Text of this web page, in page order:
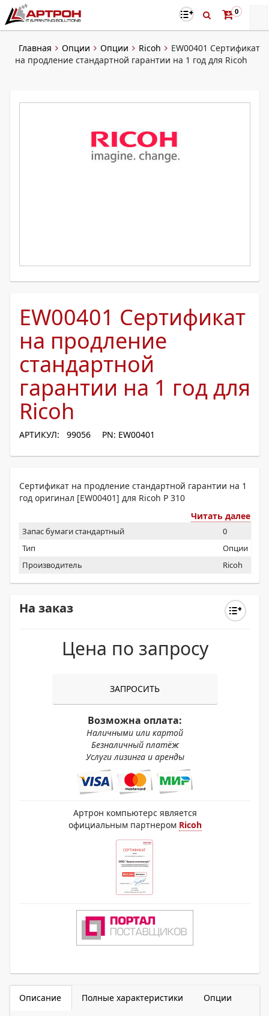
0
Главная Опции Опции Ricoh
EW00401 Сертификат
на продление стандартной гарантии на 1 год для Ricoh
EW00401 Сертификат
на продление
стандартной
гарантии на 1 год для
Ricoh
АРТИКУЛ: 99056 PN: EW00401
Сертификат на продление стандартной гарантии на 1
год оригинал [EW00401] для Ricoh P 310
Читать далее
Запас бумаги стандартный
0
Тип
Опции
Производитель
Ricoh
На заказ
Цена по запросу
ЗАПРОСИТЬ
Возможна оплата:
Наличными или картой
Безналичный платёж
Услуги лизинга и аренды
Артрон компьютерс является
официальным партнером Ricoh
Описание Полные характеристики Опции